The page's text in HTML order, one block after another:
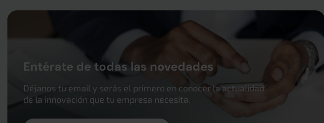
Entérate de todas las novedades
Déjanos tu email y serás el primero en conocer la actualidad
de la innovación que tu empresa necesita.